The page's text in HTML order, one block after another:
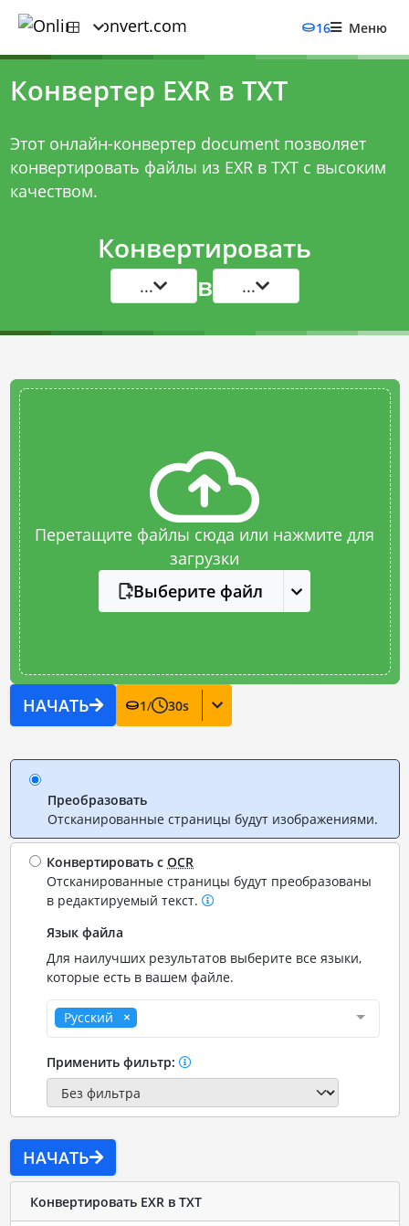
16 Меню
Конвертер EXR в TXT
Этот онлайн-конвертер document позволяет
конвертировать файлы из EXR в TXT с высоким
качеством.
Конвертировать
... в ...
Перетащите файлы сюда или нажмите для
загрузки
Выберите файл
НАЧАТЬ 1/ 30s
Преобразовать
Отсканированные страницы будут изображениями.
Конвертировать сOCR
Отсканированные страницы будут преобразованы
в редактируемый текст.
Язык файла
Для наилучших результатов выберите все языки,
которые есть в вашем файле.
Русский
Применить фильтр:
НАЧАТЬ
Конвертировать EXR в TXT